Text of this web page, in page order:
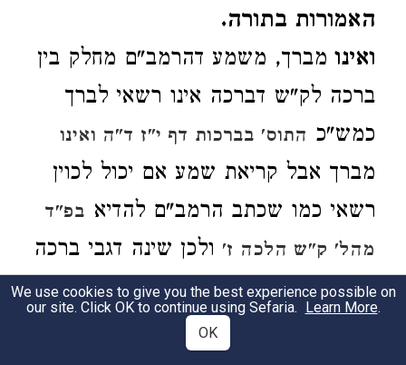
האמורות בתורה.
ואינו מברך, משמע דהרמב"ם מחלק בין
ברכה לק"ש דברכה אינו רשאי לברך
כמש"כ התוס' בברכות דף י"ז ד"ה ואינו
מברך אבל קריאת שמע אם יכול לכוין
רשאי כמו שכתב הרמב"ם להדיא בפ"ד
מהל' ק"ש הלכה ז' ולכן שינה דגבי ברכה
כתב ואינו מברך ובק"ש כתב ופטור
We use cookies to give you the best experience possible on
our site. Click OK to continue using Sefaria. Learn More.
OK